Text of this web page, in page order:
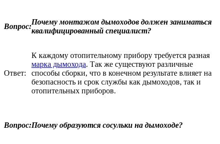
Вопрос:
Почему монтажом дымоходов должен заниматься
квалифицированный специалист?
Ответ:
К каждому отопительному прибору требуется разная
марка дымохода. Так же существуют различные
способы сборки, что в конечном результате влияет на
безопасность и срок службы как дымоходов, так и
отопительных приборов.
Вопрос:Почему образуются сосульки на дымоходе?